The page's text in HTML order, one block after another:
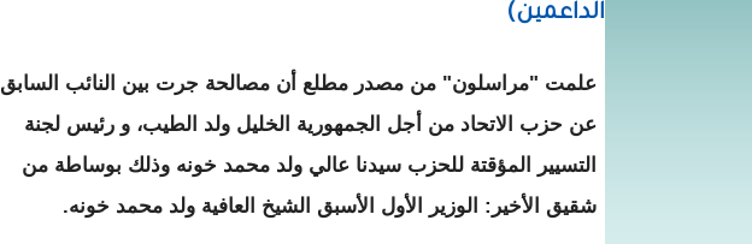
الداعمين)
علمت "مراسلون" من مصدر مطلع أن مصالحة جرت بين النائب السابق
عن حزب الاتحاد من أجل الجمهورية الخليل ولد الطيب، و رئيس لجنة
التسيير المؤقتة للحزب سيدنا عالي ولد محمد خونه وذلك بوساطة من
شقيق الأخير: الوزير الأول الأسبق الشيخ العافية ولد محمد خونه.